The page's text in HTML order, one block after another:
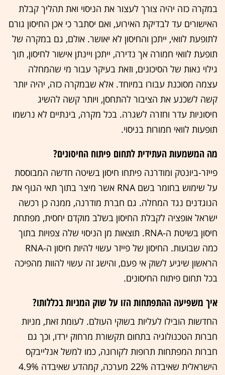
במקרה כזה יהיה צורך לעצור את הניסוי ואת תהליך קבלת
האישורים עד לבדיקת האירוע, ואם יסתבר כי אכן החיסון גורם
לתופעת לוואי, ייתכן והחיסון לא יאושר. אולם, גם במקרה של
תופעת לוואי חמורה אך נדירה, ייתכן ויינתן אישור לחיסון, תוך
גילוי נאות של הסיכונים, וזאת בעיקר עבור מי שהמחלה
עצמה מסוכנת עבורו במיוחד. אלא שבמקרה כזה, יהיה יותר
קשה לשכנע את הציבור להתחסן, ויותר קשה להשיג
חיסוניות עדר וחזרה לשגרה. בכל מקרה, בינתיים לא נרשמו
תופעות לוואי חמורות בניסוי.
מה המשמעות העתידית לתחום פיתוח החיסונים?
פייזר-ביונטק ומודרנה פיתחו חיסון בשיטה חדשה המבוססת
על שימוש בחומר בשם RNA אשר מיצר בתוך תאי הגוף את
הנוגדנים נגד המחלה. גם חברת מודרנה, ממנה כן רכשה
ישראל אופציה לקבלת החיסון בשלב מוקדם יחסית, מפתחת
חיסון בשיטת ה-RNA. תוצאות מן הניסוי שלה צפויות בתוך
כמה שבועות. החיסון של פייזר עשוי להיות חיסון ה-RNA
הראשון שיגיע לשוק אי פעם, והישג זה עשוי להוות מהפיכה
בכל תחום פיתוח החיסונים.
איך משפיעה ההתפתחות הזו על שוק המניות בכללותו?
החדשות הובילו לעליות בשוקי העולם. לעומת זאת, מניות
חברות הטכנולוגיה בתחום תקשורת מרחוק ירדו, וכך גם
חברות המפתחות תרופות לקורונה, כמו למשל אנלייבקס
הישראלית שאיבדה 22% מערכה, קמהדע שאיבדה 4.9%